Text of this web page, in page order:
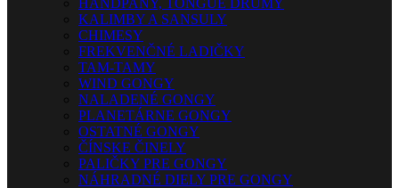
HANDPANY, TONGUE DRUMY
KALIMBY A SANSULY
CHIMESY
FREKVENČNÉ LADIČKY
TAM-TAMY
WIND GONGY
NALADENÉ GONGY
PLANETÁRNE GONGY
OSTATNÉ GONGY
ČÍNSKE ČINELY
PALIČKY PRE GONGY
NÁHRADNÉ DIELY PRE GONGY